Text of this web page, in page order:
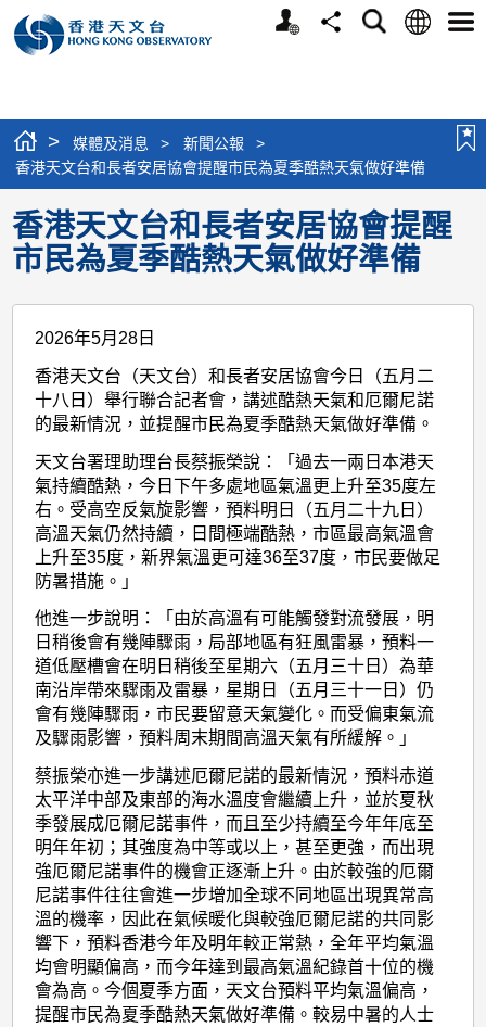
個
分
搜
語
選
> 媒體及消息 > 新聞公報
>
香港天文台和長者安居協會提醒市民為夏季酷熱天氣做好準備
香港天文台和長者安居協會提醒
市民為夏季酷熱天氣做好準備
2026年5月28日
香港天文台（天文台）和長者安居協會今日（五月二
十八日）舉行聯合記者會，講述酷熱天氣和厄爾尼諾
的最新情況，並提醒市民為夏季酷熱天氣做好準備。
天文台署理助理台長蔡振榮說：「過去一兩日本港天
氣持續酷熱，今日下午多處地區氣溫更上升至35度左
右。受高空反氣旋影響，預料明日（五月二十九日）
高溫天氣仍然持續，日間極端酷熱，市區最高氣溫會
上升至35度，新界氣溫更可達36至37度，市民要做足
防暑措施。」
他進一步說明：「由於高溫有可能觸發對流發展，明
日稍後會有幾陣驟雨，局部地區有狂風雷暴，預料一
道低壓槽會在明日稍後至星期六（五月三十日）為華
南沿岸帶來驟雨及雷暴，星期日（五月三十一日）仍
會有幾陣驟雨，市民要留意天氣變化。而受偏東氣流
及驟雨影響，預料周末期間高溫天氣有所緩解。」
蔡振榮亦進一步講述厄爾尼諾的最新情況，預料赤道
太平洋中部及東部的海水溫度會繼續上升，並於夏秋
季發展成厄爾尼諾事件，而且至少持續至今年年底至
明年年初；其強度為中等或以上，甚至更強，而出現
強厄爾尼諾事件的機會正逐漸上升。由於較強的厄爾
尼諾事件往往會進一步增加全球不同地區出現異常高
溫的機率，因此在氣候暖化與較強厄爾尼諾的共同影
響下，預料香港今年及明年較正常熱，全年平均氣溫
均會明顯偏高，而今年達到最高氣溫紀錄首十位的機
會為高。今個夏季方面，天文台預料平均氣溫偏高，
提醒市民為夏季酷熱天氣做好準備。較易中暑的人士